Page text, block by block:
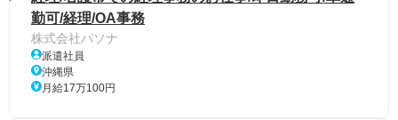
勤可/経理/OA事務
株式会社パソナ
派遣社員
沖縄県
月給17万100円